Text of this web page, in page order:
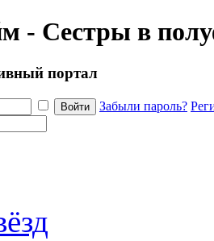
- Сестры в
портал
Забыли пароль?